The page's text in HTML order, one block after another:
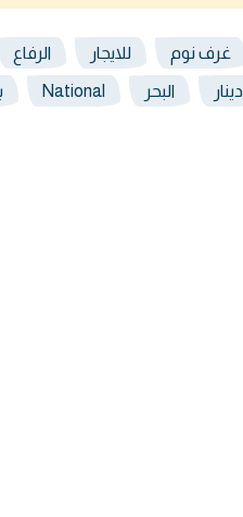
غرف نوم للايجار الرفاع
دينار البحر National